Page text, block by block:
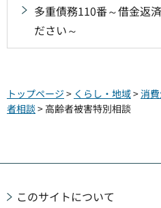
多重債務110番～借金返
ださい～
トップページ > くらし・地域>消
者相談> 高齢者被害特別相談
このサイトについて